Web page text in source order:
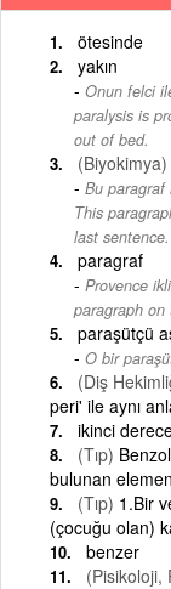
ötesinde
yakın
Onun felci
paralysis is
out of bed.
(Biyokimya)
Bu paragraf
This
last sentence.
paragraf
Provence
paragraph on
paraşütçü
O bir
(Diş
peri' ile aynı
ikinci
(Tıp)
bulunan
(Tıp) 1.Bir
(çocuğu olan)
benzer
(Pisikoloji,